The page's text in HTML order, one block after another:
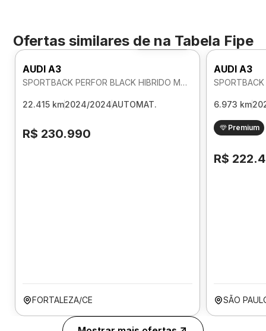
Ofertas similares de na Tabela Fipe
Foto 360º
AUDI A3
SPORTBACK PERFOR BLACK HIBRIDO MHEV 2.0 AUTOMATICO
22.415 km2024/2024AUTOMAT.
R$ 230.990
FORTALEZA/CE
AUDI A3
6.973 km
Premium
R$
SÃO